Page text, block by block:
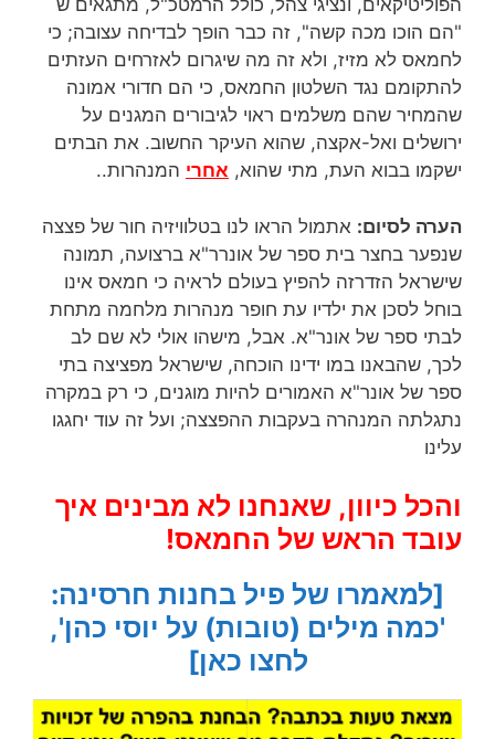
הפוליטיקאים, ונציגי צהל, כולל הרמטכ"ל, מתגאים ש
"הם הוכו מכה קשה", זה כבר הופך לבדיחה עצובה; כי
לחמאס לא מזיז, ולא זה מה שיגרום לאזרחים העזתים
להתקומם נגד השלטון החמאס, כי הם חדורי אמונה
שהמחיר שהם משלמים ראוי לגיבורים המגנים על
ירושלים ואל-אקצה, שהוא העיקר החשוב. את הבתים
ישקמו בבוא העת, מתי שהוא, אחרי המנהרות..
הערה לסיום: אתמול הראו לנו בטלוויזיה חור של פצצה
שנפער בחצר בית ספר של אונרר"א ברצועה, תמונה
שישראל הזדרזה להפיץ בעולם לראיה כי חמאס אינו
בוחל לסכן את ילדיו עת חופר מנהרות מלחמה מתחת
לבתי ספר של אונר"א. אבל, מישהו אולי לא שם לב
לכך, שהבאנו במו ידינו הוכחה, שישראל מפציצה בתי
ספר של אונר"א האמורים להיות מוגנים, כי רק במקרה
נתגלתה המנהרה בעקבות ההפצצה; ועל זה עוד יחגגו
עלינו
והכל כיוון, שאנחנו לא מבינים איך
עובד הראש של החמאס!
[למאמרו של פיל בחנות חרסינה:
'כמה מילים (טובות) על יוסי כהן',
לחצו כאן]